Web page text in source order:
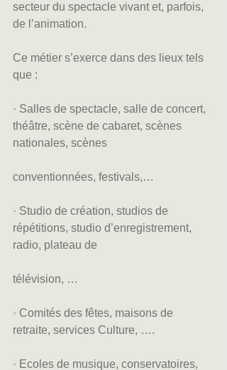
secteur du spectacle vivant et, parfois,
de l’animation.
Ce métier s’exerce dans des lieux tels
que :
· Salles de spectacle, salle de concert,
théâtre, scène de cabaret, scènes
nationales, scènes
conventionnées, festivals,…
· Studio de création, studios de
répétitions, studio d’enregistrement,
radio, plateau de
télévision, …
· Comités des fêtes, maisons de
retraite, services Culture, ….
· Ecoles de musique, conservatoires,